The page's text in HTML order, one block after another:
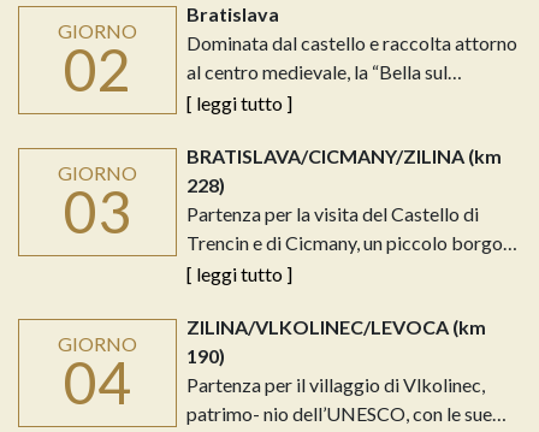
GIORNO
02
Bratislava
Dominata dal castello e raccolta attorno
al centro medievale, la “Bella sul…
[ leggi tutto ]
GIORNO
03
BRATISLAVA/CICMANY/ZILINA (km
228)
Partenza per la visita del Castello di
Trencin e di Cicmany, un piccolo borgo…
[ leggi tutto ]
GIORNO
04
ZILINA/VLKOLINEC/LEVOCA (km
190)
Partenza per il villaggio di Vlkolinec,
patrimo- nio dell’UNESCO, con le sue…